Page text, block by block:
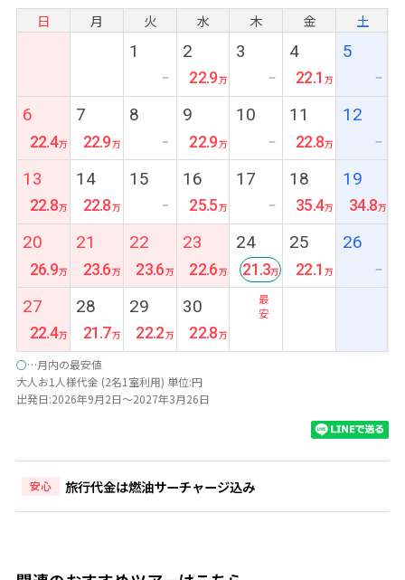
日 月 火 水 木 金 土
1
ー
2
22.9
3
ー
4
22.1
5
ー
6
22.4
7
22.9
8
ー
9
22.9
10
ー
11
22.8
12
ー
13
22.8
14
22.8
15
ー
16
25.5
17
ー
18
35.4
19
34.8
20
26.9
21
23.6
22
23.6
23
22.6
24
最
安
21.3
25
22.1
26
ー
27
22.4
28
21.7
29
22.2
30
22.8
○…月内の最安値
大人お1人様代金 (2名1室利用) 単位:円
出発日:2026年9月2日～2027年3月26日
安心 旅行代金は燃油サーチャージ込み